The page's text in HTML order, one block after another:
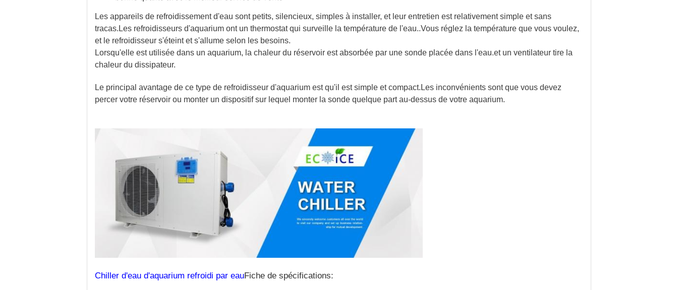
Les appareils de refroidissement d'eau sont petits, silencieux, simples à installer, et leur entretien est relativement simple et sans
tracas.Les refroidisseurs d'aquarium ont un thermostat qui surveille la température de l'eau..Vous réglez la température que vous voulez,
et le refroidisseur s'éteint et s'allume selon les besoins.
Lorsqu'elle est utilisée dans un aquarium, la chaleur du réservoir est absorbée par une sonde placée dans l'eau.et un ventilateur tire la
chaleur du dissipateur.
Le principal avantage de ce type de refroidisseur d'aquarium est qu'il est simple et compact.Les inconvénients sont que vous devez
percer votre réservoir ou monter un dispositif sur lequel monter la sonde quelque part au-dessus de votre aquarium.
Chiller d'eau d'aquarium refroidi par eauFiche de spécifications: